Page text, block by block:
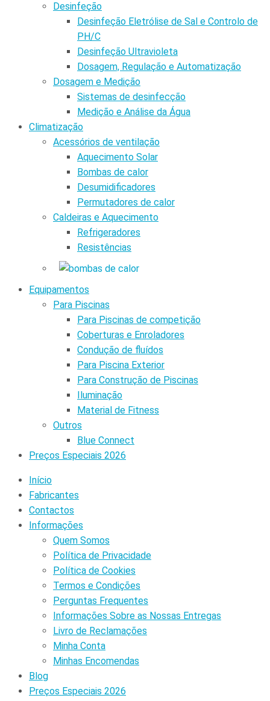
Desinfeção
Desinfeção Eletrólise de Sal e Controlo de
PH/C
Desinfeção Ultravioleta
Dosagem, Regulação e Automatização
Dosagem e Medição
Sistemas de desinfecção
Medição e Análise da Água
Climatização
Acessórios de ventilação
Aquecimento Solar
Bombas de calor
Desumidificadores
Permutadores de calor
Caldeiras e Aquecimento
Refrigeradores
Resistências
Equipamentos
Para Piscinas
Para Piscinas de competição
Coberturas e Enroladores
Condução de fluídos
Para Piscina Exterior
Para Construção de Piscinas
Iluminação
Material de Fitness
Outros
Blue Connect
Preços Especiais 2026
Início
Fabricantes
Contactos
Informações
Quem Somos
Política de Privacidade
Política de Cookies
Termos e Condições
Perguntas Frequentes
Informações Sobre as Nossas Entregas
Livro de Reclamações
Minha Conta
Minhas Encomendas
Blog
Preços Especiais 2026